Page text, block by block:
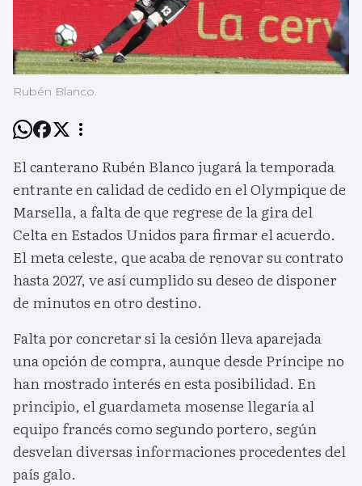
Rubén Blanco.
El canterano Rubén Blanco jugará la temporada
entrante en calidad de cedido en el Olympique de
Marsella, a falta de que regrese de la gira del
Celta en Estados Unidos para firmar el acuerdo.
El meta celeste, que acaba de renovar su contrato
hasta 2027, ve así cumplido su deseo de disponer
de minutos en otro destino.
Falta por concretar si la cesión lleva aparejada
una opción de compra, aunque desde Príncipe no
han mostrado interés en esta posibilidad. En
principio, el guardameta mosense llegaría al
equipo francés como segundo portero, según
desvelan diversas informaciones procedentes del
país galo.